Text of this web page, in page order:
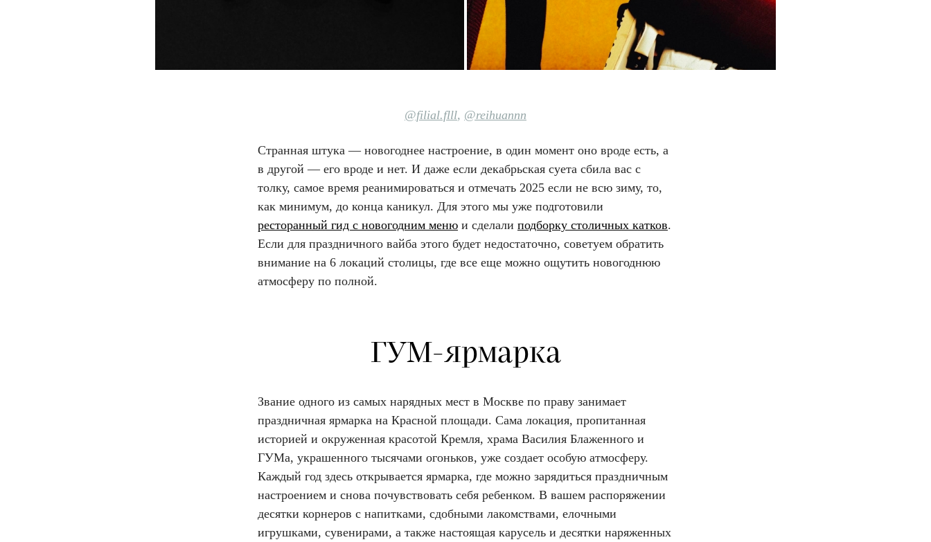
@filial.flll, @reihuannn
Странная штука — новогоднее настроение, в один момент оно вроде есть, а
в другой — его вроде и нет. И даже если декабрьская суета сбила вас с
толку, самое время реанимироваться и отмечать 2025 если не всю зиму, то,
как минимум, до конца каникул. Для этого мы уже подготовили
ресторанный гид с новогодним меню и сделали подборку столичных катков.
Если для праздничного вайба этого будет недостаточно, советуем обратить
внимание на 6 локаций столицы, где все еще можно ощутить новогоднюю
атмосферу по полной.
ГУМ-ярмарка
Звание одного из самых нарядных мест в Москве по праву занимает
праздничная ярмарка на Красной площади. Сама локация, пропитанная
историей и окруженная красотой Кремля, храма Василия Блаженного и
ГУМа, украшенного тысячами огоньков, уже создает особую атмосферу.
Каждый год здесь открывается ярмарка, где можно зарядиться праздничным
настроением и снова почувствовать себя ребенком. В вашем распоряжении
десятки корнеров с напитками, сдобными лакомствами, елочными
игрушками, сувенирами, а также настоящая карусель и десятки наряженных